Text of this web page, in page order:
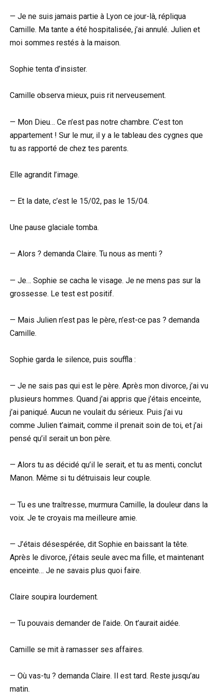
— Je ne suis jamais partie à Lyon ce jour-là, répliqua
Camille. Ma tante a été hospitalisée, j’ai annulé. Julien et
moi sommes restés à la maison.
Sophie tenta d’insister.
Camille observa mieux, puis rit nerveusement.
— Mon Dieu… Ce n’est pas notre chambre. C’est ton
appartement ! Sur le mur, il y a le tableau des cygnes que
tu as rapporté de chez tes parents.
Elle agrandit l’image.
— Et la date, c’est le 15/02, pas le 15/04.
Une pause glaciale tomba.
— Alors ? demanda Claire. Tu nous as menti ?
— Je… Sophie se cacha le visage. Je ne mens pas sur la
grossesse. Le test est positif.
— Mais Julien n’est pas le père, n’est-ce pas ? demanda
Camille.
Sophie garda le silence, puis souffla :
— Je ne sais pas qui est le père. Après mon divorce, j’ai vu
plusieurs hommes. Quand j’ai appris que j’étais enceinte,
j’ai paniqué. Aucun ne voulait du sérieux. Puis j’ai vu
comme Julien t’aimait, comme il prenait soin de toi, et j’ai
pensé qu’il serait un bon père.
— Alors tu as décidé qu’il le serait, et tu as menti, conclut
Manon. Même si tu détruisais leur couple.
— Tu es une traîtresse, murmura Camille, la douleur dans la
voix. Je te croyais ma meilleure amie.
— J’étais désespérée, dit Sophie en baissant la tête.
Après le divorce, j’étais seule avec ma fille, et maintenant
enceinte… Je ne savais plus quoi faire.
Claire soupira lourdement.
— Tu pouvais demander de l’aide. On t’aurait aidée.
Camille se mit à ramasser ses affaires.
— Où vas-tu ? demanda Claire. Il est tard. Reste jusqu’au
matin.